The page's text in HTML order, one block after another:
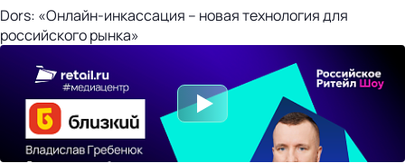
Dors: «Онлайн-инкассация – новая технология для
российского рынка»